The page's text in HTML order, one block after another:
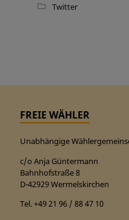
Twitter
FREIE WÄHLER
Unabhängige
c/o Anja Güntermann
Bahnhofstraße 8
D-42929 Wermelskirchen
Tel. +49 21 96 / 88 47 10